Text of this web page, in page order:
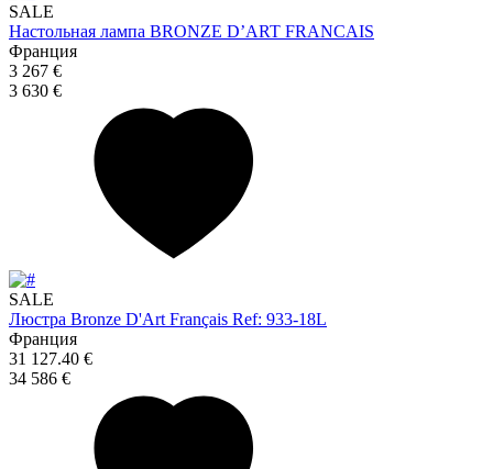
SALE
Настольная лампа BRONZE D’ART FRANCAIS
Франция
3 267 €
3 630 €
SALE
Люстра Bronze D'Art Français Ref: 933-18L
Франция
31 127.40 €
34 586 €